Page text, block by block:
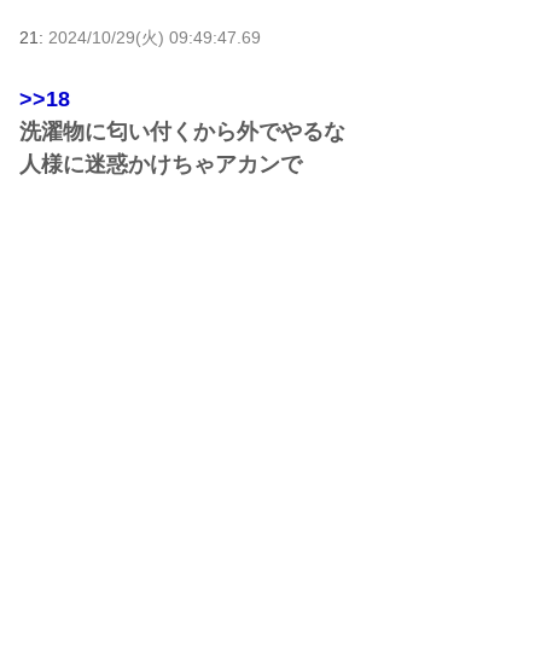
21: 2024/10/29(火) 09:49:47.69
>>18
洗濯物に匂い付くから外でやるな
人様に迷惑かけちゃアカンで